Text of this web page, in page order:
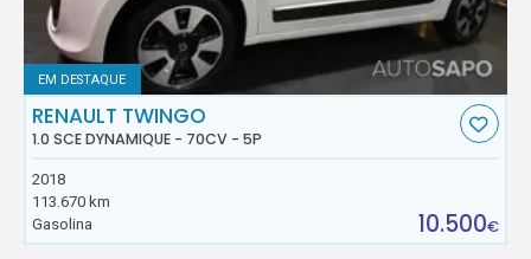
EM DESTAQUE
RENAULT TWINGO
1.0 SCE DYNAMIQUE - 70CV - 5P
2018
113.670 km
Gasolina
10.500€